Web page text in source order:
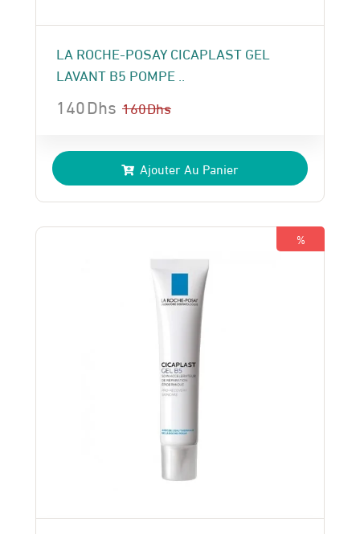
LA ROCHE-POSAY CICAPLAST GEL
LAVANT B5 POMPE ..
160Dhs
prix
initial
était :
160 Dhs.
140Dhs
prix
actuel
est :
140 Dhs.
Ajouter Au Panier
%